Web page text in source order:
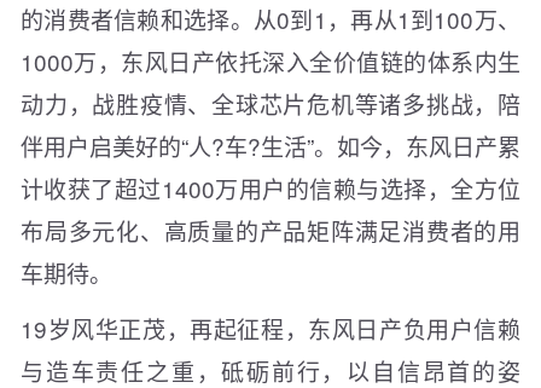
的消费者信赖和选择。从0到1，再从1到100万、
1000万，东风日产依托深入全价值链的体系内生
动力，战胜疫情、全球芯片危机等诸多挑战，陪
伴用户启美好的“人?车?生活”。如今，东风日产累
计收获了超过1400万用户的信赖与选择，全方位
布局多元化、高质量的产品矩阵满足消费者的用
车期待。
19岁风华正茂，再起征程，东风日产负用户信赖
与造车责任之重，砥砺前行，以自信昂首的姿